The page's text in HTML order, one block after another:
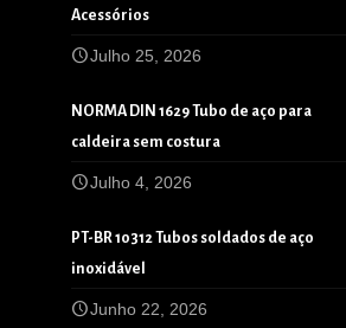
Acessórios
Julho 25, 2026
NORMA DIN 1629 Tubo de aço para
caldeira sem costura
Julho 4, 2026
PT-BR 10312 Tubos soldados de aço
inoxidável
Junho 22, 2026